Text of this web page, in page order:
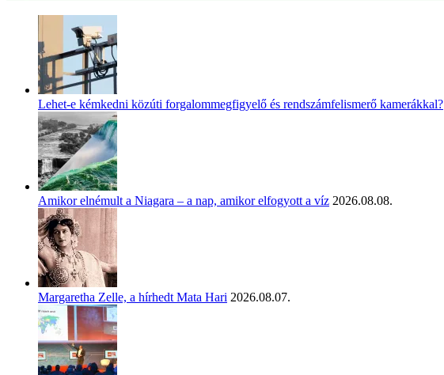
Lehet-e kémkedni közúti forgalommegfigyelő és rendszámfelismerő kamerákkal?
Amikor elnémult a Niagara – a nap, amikor elfogyott a víz 2026.08.08.
Margaretha Zelle, a hírhedt Mata Hari 2026.08.07.